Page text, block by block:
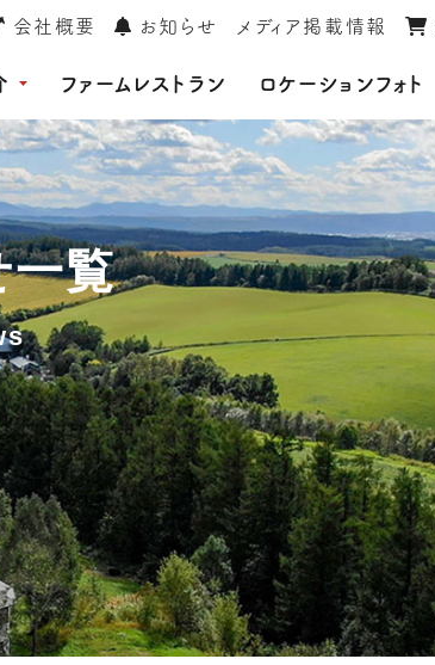
会社概要 お知らせ メディア掲載情報
ファームレストラン ロケーションフォト
一覧